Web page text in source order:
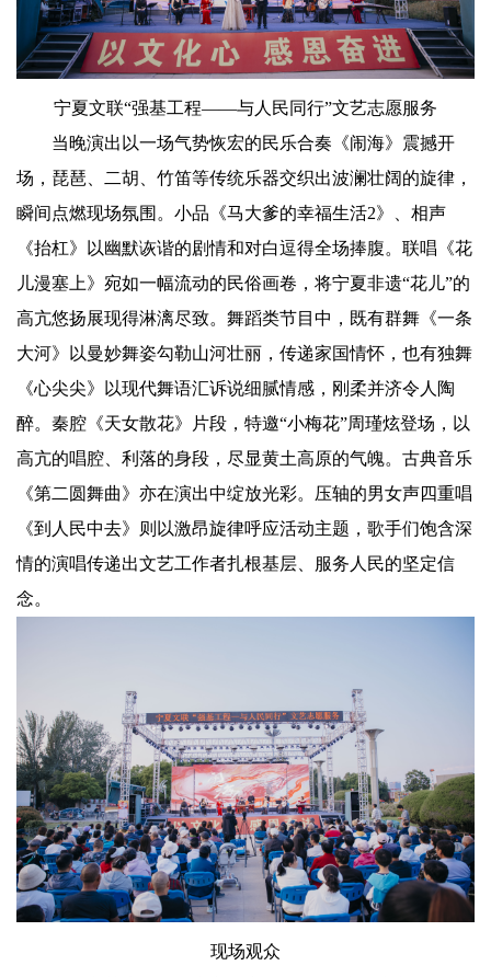
宁夏文联“强基工程——与人民同行”文艺志愿服务
当晚演出以一场气势恢宏的民乐合奏《闹海》震撼开
场，琵琶、二胡、竹笛等传统乐器交织出波澜壮阔的旋律，
瞬间点燃现场氛围。小品《马大爹的幸福生活2》、相声
《抬杠》以幽默诙谐的剧情和对白逗得全场捧腹。联唱《花
儿漫塞上》宛如一幅流动的民俗画卷，将宁夏非遗“花儿”的
高亢悠扬展现得淋漓尽致。舞蹈类节目中，既有群舞《一条
大河》以曼妙舞姿勾勒山河壮丽，传递家国情怀，也有独舞
《心尖尖》以现代舞语汇诉说细腻情感，刚柔并济令人陶
醉。秦腔《天女散花》片段，特邀“小梅花”周瑾炫登场，以
高亢的唱腔、利落的身段，尽显黄土高原的气魄。古典音乐
《第二圆舞曲》亦在演出中绽放光彩。压轴的男女声四重唱
《到人民中去》则以激昂旋律呼应活动主题，歌手们饱含深
情的演唱传递出文艺工作者扎根基层、服务人民的坚定信
念。
现场观众